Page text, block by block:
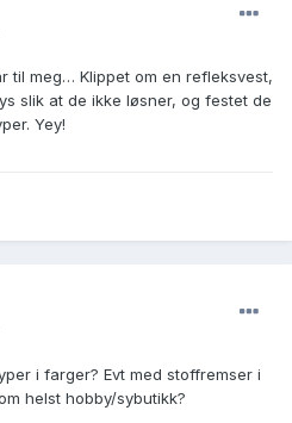
til meg… Klippet om en refleksvest,
slik at de ikke løsner, og festet de
Yey!
i farger? Evt med stoffremser i
helst hobby/sybutikk?